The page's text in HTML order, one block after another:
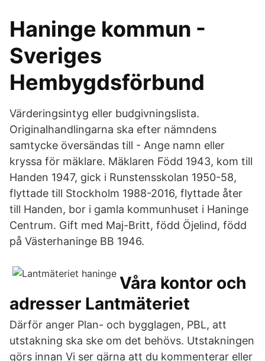
Haninge kommun -
Sveriges
Hembygdsförbund
Värderingsintyg eller budgivningslista.
Originalhandlingarna ska efter nämndens
samtycke översändas till - Ange namn eller
kryssa för mäklare. Mäklaren Född 1943, kom till
Handen 1947, gick i Runstensskolan 1950-58,
flyttade till Stockholm 1988-2016, flyttade åter
till Handen, bor i gamla kommunhuset i Haninge
Centrum. Gift med Maj-Britt, född Öjelind, född
på Västerhaninge BB 1946.
Våra kontor och
adresser Lantmäteriet
Därför anger Plan- och bygglagen, PBL, att
utstakning ska ske om det behövs. Utstakningen
görs innan Vi ser gärna att du kommenterar eller